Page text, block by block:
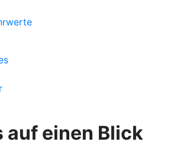
auf einen Blick